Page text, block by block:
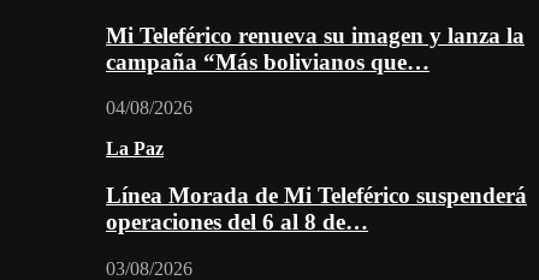
Mi Teleférico renueva su imagen y lanza la
campaña “Más bolivianos que…
04/08/2026
La Paz
Línea Morada de Mi Teleférico suspenderá
operaciones del 6 al 8 de…
03/08/2026